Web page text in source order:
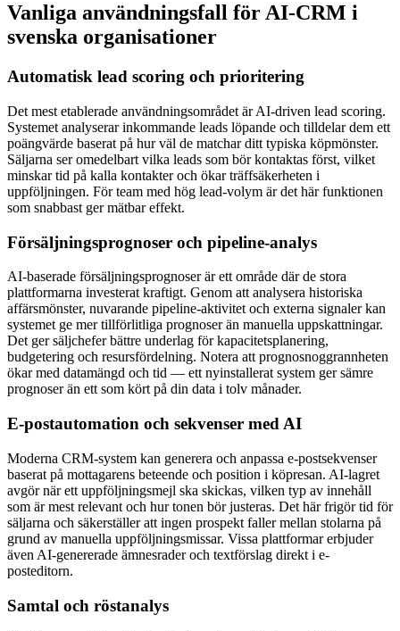
Vanliga användningsfall för AI-CRM i
svenska organisationer
Automatisk lead scoring och prioritering
Det mest etablerade användningsområdet är AI-driven lead scoring.
Systemet analyserar inkommande leads löpande och tilldelar dem ett
poängvärde baserat på hur väl de matchar ditt typiska köpmönster.
Säljarna ser omedelbart vilka leads som bör kontaktas först, vilket
minskar tid på kalla kontakter och ökar träffsäkerheten i
uppföljningen. För team med hög lead-volym är det här funktionen
som snabbast ger mätbar effekt.
Försäljningsprognoser och pipeline-analys
AI-baserade försäljningsprognoser är ett område där de stora
plattformarna investerat kraftigt. Genom att analysera historiska
affärsmönster, nuvarande pipeline-aktivitet och externa signaler kan
systemet ge mer tillförlitliga prognoser än manuella uppskattningar.
Det ger säljchefer bättre underlag för kapacitetsplanering,
budgetering och resursfördelning. Notera att prognosnoggrannheten
ökar med datamängd och tid — ett nyinstallerat system ger sämre
prognoser än ett som kört på din data i tolv månader.
E-postautomation och sekvenser med AI
Moderna CRM-system kan generera och anpassa e-postsekvenser
baserat på mottagarens beteende och position i köpresan. AI-lagret
avgör när ett uppföljningsmejl ska skickas, vilken typ av innehåll
som är mest relevant och hur tonen bör justeras. Det här frigör tid för
säljarna och säkerställer att ingen prospekt faller mellan stolarna på
grund av manuella uppföljningsmissar. Vissa plattformar erbjuder
även AI-genererade ämnesrader och textförslag direkt i e-
posteditorn.
Samtal och röstanalys